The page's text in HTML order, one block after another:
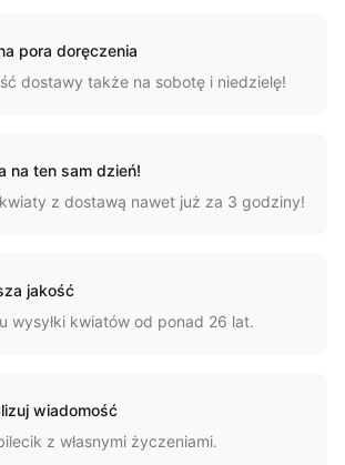
pora doręczenia
dostawy także na sobotę i niedzielę!
na ten sam dzień!
z dostawą nawet już za 3 godziny!
jakość
wysyłki kwiatów od ponad 26 lat.
wiadomość
z własnymi życzeniami.